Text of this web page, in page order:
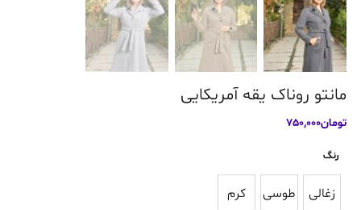
مانتو روناک یقه آمریکایی
تومان750,000
رنگ
زغالی
زغالی طوسی
طوسی کرم
کرم